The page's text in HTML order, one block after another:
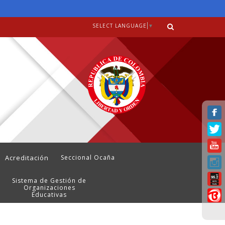
SELECT LANGUAGE ▼
Acreditación Seccional Ocaña
Sistema de Gestión de
Organizaciones
Educativas